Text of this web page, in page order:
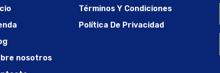
nosotros
Términos Y Condiciones
Política De Privacidad